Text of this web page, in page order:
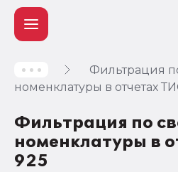
Фильтрация
номенклатуры в отчетах
Фильтрация по
номенклатуры в
925
Учет и
налогообложение
Автоматизация